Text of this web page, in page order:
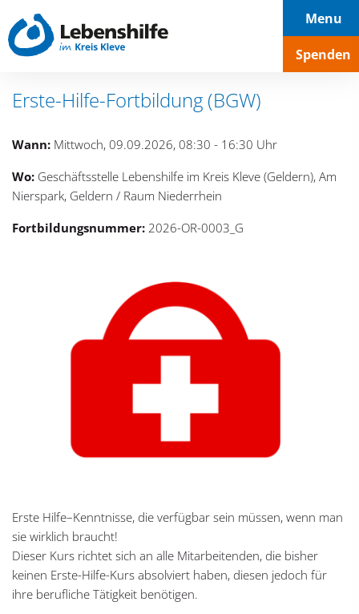
Hauptnavigation Menu
Spenden
Erste-Hilfe-Fortbildung (BGW)
Wann: Mittwoch, 09.09.2026, 08:30 - 16:30 Uhr
Wo: Geschäftsstelle Lebenshilfe im Kreis Kleve (Geldern), Am
Nierspark, Geldern / Raum Niederrhein
Fortbildungsnummer: 2026-OR-0003_G
Erste Hilfe–Kenntnisse, die verfügbar sein müssen, wenn man
sie wirklich braucht!
Dieser Kurs richtet sich an alle Mitarbeitenden, die bisher
keinen Erste-Hilfe-Kurs absolviert haben, diesen jedoch für
ihre berufliche Tätigkeit benötigen.